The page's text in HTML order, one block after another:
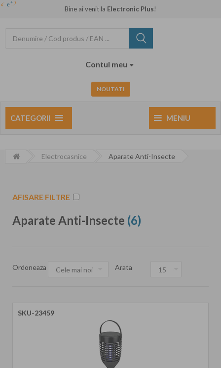
Bine ai venit la Electronic Plus!
Contul meu
NOUTATI
CATEGORII MENIU
Electrocasnice Aparate Anti-Insecte
AFISARE FILTRE
Aparate Anti-Insecte (6)
Ordoneaza Arata
SKU-23459